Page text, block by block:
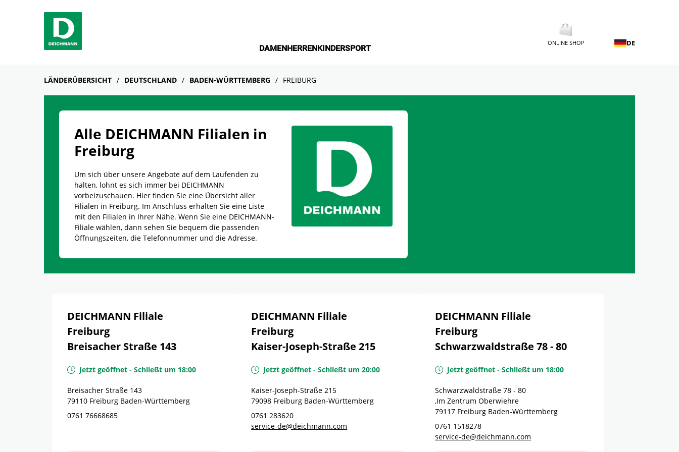
DAMENHERRENKINDERSPORT
ONLINE SHOP DE
LÄNDERÜBERSICHT DEUTSCHLAND BADEN-WÜRTTEMBERG FREIBURG
Alle DEICHMANN Filialen in
Freiburg
Um sich über unsere Angebote auf dem Laufenden zu
halten, lohnt es sich immer bei DEICHMANN
vorbeizuschauen. Hier finden Sie eine Übersicht aller
Filialen in Freiburg. Im Anschluss erhalten Sie eine Liste
mit den Filialen in Ihrer Nähe. Wenn Sie eine DEICHMANN-
Filiale wählen, dann sehen Sie bequem die passenden
Öffnungszeiten, die Telefonnummer und die Adresse.
DEICHMANN Filiale
Freiburg
Breisacher Straße 143
Jetzt geöffnet - Schließt um 18:00
Breisacher Straße 143
79110 Freiburg Baden-Württemberg
0761 76668685
DEICHMANN Filiale
Freiburg
Kaiser-Joseph-Straße 215
Jetzt geöffnet -Schließt um 20:00
Kaiser-Joseph-Straße 215
79098 Freiburg Baden-Württemberg
0761 283620
service-de@deichmann.com
DEICHMANN Filiale
Freiburg
Schwarzwaldstraße 78 - 80
Jetzt geöffnet -Schließt um 18:00
Schwarzwaldstraße 78 - 80
,Im Zentrum Oberwiehre
79117 Freiburg Baden-Württemberg
0761 1518278
service-de@deichmann.com